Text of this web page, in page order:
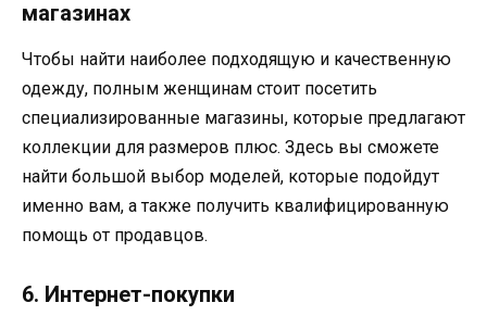
магазинах
Чтобы найти наиболее подходящую и качественную
одежду, полным женщинам стоит посетить
специализированные магазины, которые предлагают
коллекции для размеров плюс. Здесь вы сможете
найти большой выбор моделей, которые подойдут
именно вам, а также получить квалифицированную
помощь от продавцов.
6. Интернет-покупки